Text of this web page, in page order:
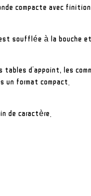
compacte avec
est soufflée à la
tables d'appoint, les
un format compact.
de caractère.